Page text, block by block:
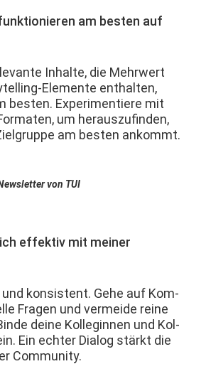
am besten auf
Inhalte, die Mehrw­ert
Ele­mente enthal­ten,
besten. Exper­i­men­tiere mit
um her­auszufind­en,
am besten ankommt.
von TUI
effek­tiv mit mein­er
kon­sis­tent. Gehe auf Kom­
Fra­gen und ver­mei­de reine
deine Kol­legin­nen und Kol­
Ein echter Dia­log stärkt die
Community.